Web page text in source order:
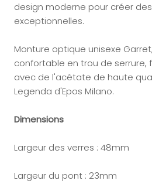
design moderne pour créer
exceptionnelles.
Monture optique unisexe
confortable en trou de serrure,
avec de l'acétate de haute
Legenda d'Epos Milano.
Dimensions
Largeur des verres : 48mm
Largeur du pont : 23mm